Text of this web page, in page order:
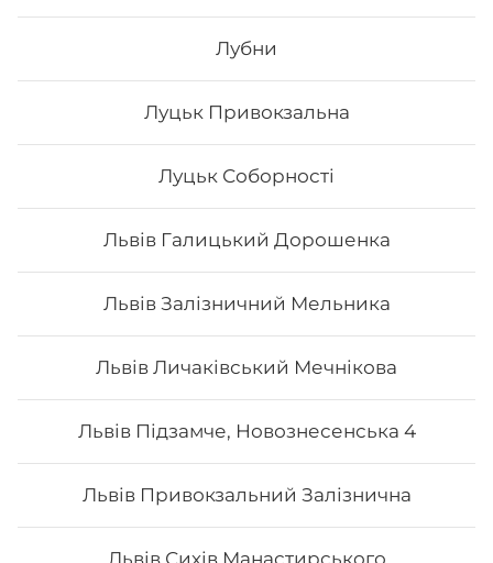
Лубни
Луцьк Привокзальна
Луцьк Соборності
Львів Галицький Дорошенка
Львів Залізничний Мельника
Львів Личаківський Мечнікова
Львів Підзамче, Новознесенська 4
Львів Привокзальний Залізнична
Львів Сихів Манастирського
643₴ Хочу
Вага: 1300 г Склад: преміум гриль голд, преміум кінг
рол, преміум авторський авокадо рол, преміум кіото
рол.